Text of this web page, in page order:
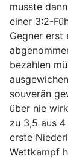
musste
einer 3:2-
Gegner erst
bezahlen
souverän
über nie
zu 3,5 aus
erste
Wettkampf